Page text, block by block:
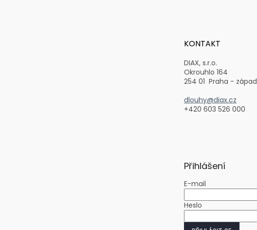
KONTAKT
DIAX, s.r.o.
Okrouhlo 164
254 01 Praha - západ
dlouhy@diax.cz
+420 603 526 000
Přihlášení
E-mail
Heslo